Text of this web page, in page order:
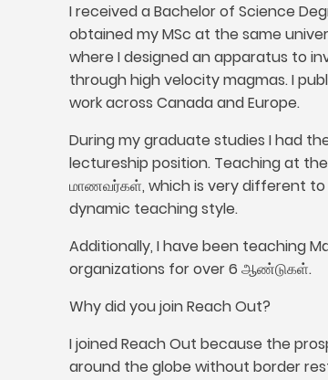
I received a Bachelor of Science
obtained my MSc at the same
where I designed an apparatus to
through high velocity magmas.I
work across Canada and Europe.
During my graduate studies I had
lectureship position. Teaching at
மாணவர்கள், which is very different
dynamic teaching style.
Additionally, I have been teaching
organizations for over6 ஆண்டுகள்.
Why did you join Reach Out?
I joined Reach Out because the
around the globe without border